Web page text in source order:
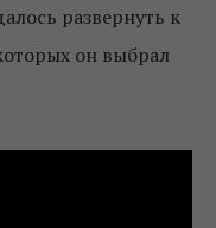
развернуть к
он выбрал